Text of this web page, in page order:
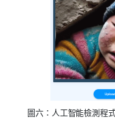
圖六：人工智能檢測程